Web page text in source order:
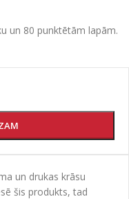
un 80 punktētām lapām.
un drukas krāsu
šis produkts, tad